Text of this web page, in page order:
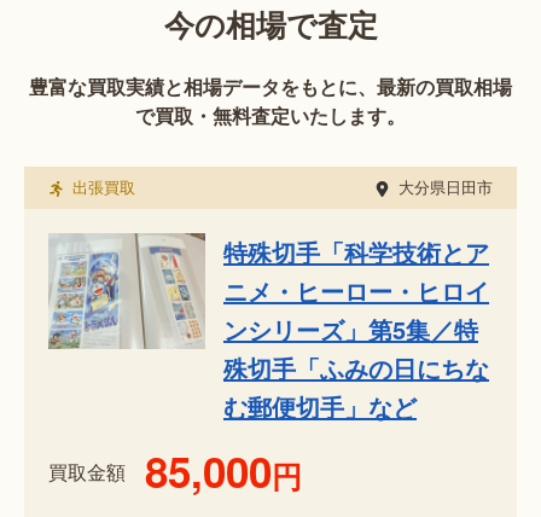
今の相場で査定
豊富な買取実績と相場データをもとに、最新の買取相場
で買取・無料査定いたします。
出張買取 大分県日田市
特殊切手「科学技術とア
ニメ・ヒーロー・ヒロイ
ンシリーズ」第5集／特
殊切手「ふみの日にちな
む郵便切手」など
買取金額 85,000円